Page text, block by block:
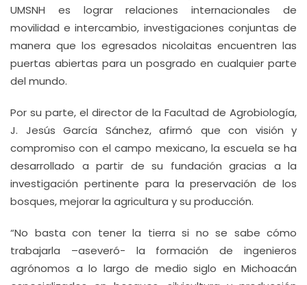
UMSNH es lograr relaciones internacionales de
movilidad e intercambio, investigaciones conjuntas de
manera que los egresados nicolaitas encuentren las
puertas abiertas para un posgrado en cualquier parte
del mundo.
Por su parte, el director de la Facultad de Agrobiología,
J. Jesús García Sánchez, afirmó que con visión y
compromiso con el campo mexicano, la escuela se ha
desarrollado a partir de su fundación gracias a la
investigación pertinente para la preservación de los
bosques, mejorar la agricultura y su producción.
“No basta con tener la tierra si no se sabe cómo
trabajarla –aseveró- la formación de ingenieros
agrónomos a lo largo de medio siglo en Michoacán